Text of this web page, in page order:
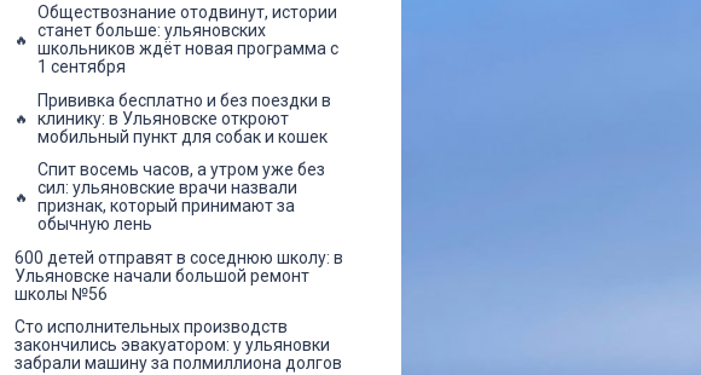
Обществознание отодвинут, истории
станет больше: ульяновских
школьников ждёт новая программа с
1 сентября
Прививка бесплатно и без поездки в
клинику: в Ульяновске откроют
мобильный пункт для собак и кошек
Спит восемь часов, а утром уже без
сил: ульяновские врачи назвали
признак, который принимают за
обычную лень
600 детей отправят в соседнюю школу: в
Ульяновске начали большой ремонт
школы №56
Сто исполнительных производств
закончились эвакуатором: у ульяновки
забрали машину за полмиллиона долгов